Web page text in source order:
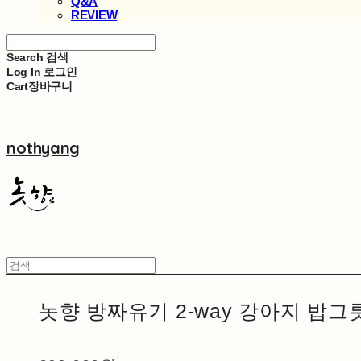
REVIEW
Search 검색
Log In 로그인
Cart장바구니
nothyang
놋향 방짜유기 2-way 강아지 밥그